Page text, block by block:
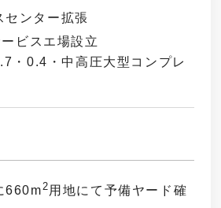
センター拡張
ビスエ場設立
・0.4・中高圧大型コンプレ
660m2用地にて予備ヤード確